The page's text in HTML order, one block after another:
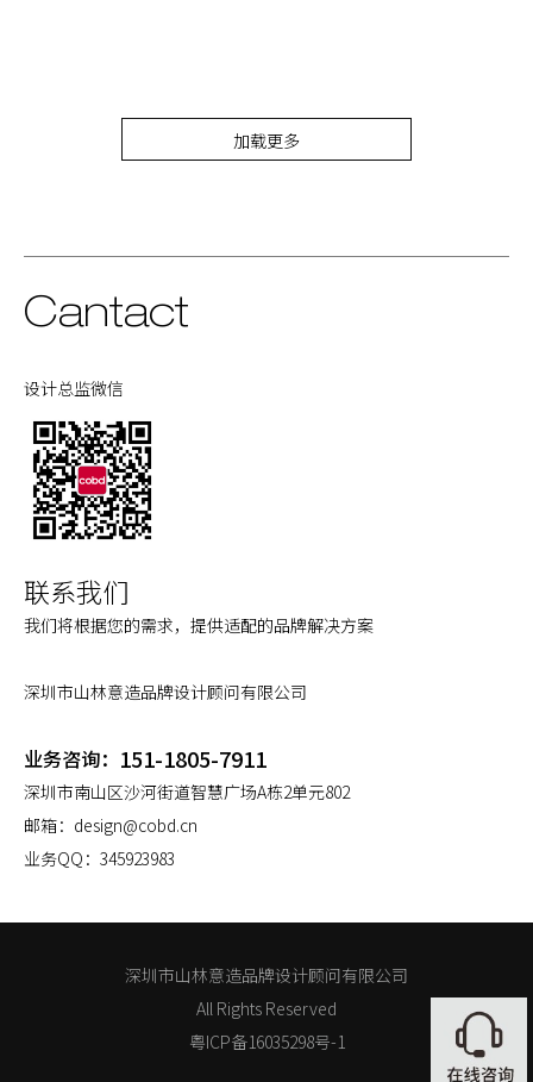
加载更多
Cantact
设计总监微信
联系我们
我们将根据您的需求，提供适配的品牌解决方案
深圳市山林意造品牌设计顾问有限公司
业务咨询： 151-1805-7911
深圳市南山区沙河街道智慧广场A栋2单元802
邮箱： design@cobd.cn
业务QQ： 345923983
深圳市山林意造品牌设计顾问有限公司
All Rights Reserved
粤ICP备16035298号-1